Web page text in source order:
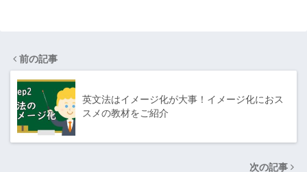
前の記事
英文法はイメージ化が大事！イメージ化におス
スメの教材をご紹介
次の記事